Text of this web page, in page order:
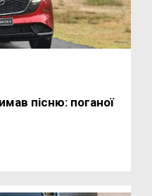
пісню: поганої